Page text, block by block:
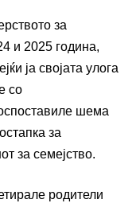
за
и 2025 година,
ја својата улога
со
шема
за
за семејство.
родители